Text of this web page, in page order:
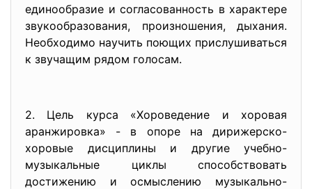
единообразие и согласованность в характере
звукообразования, произношения, дыхания.
Необходимо научить поющих прислушиваться
к звучащим рядом голосам.
2. Цель курса «Хороведение и хоровая
аранжировка» - в опоре на дирижерско-
хоровые дисциплины и другие учебно-
музыкальные циклы способствовать
достижению и осмыслению музыкально-